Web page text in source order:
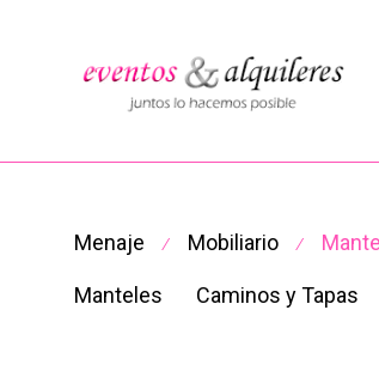
Menaje ⁄ Mobiliario ⁄
Manteles Caminos y Tapas